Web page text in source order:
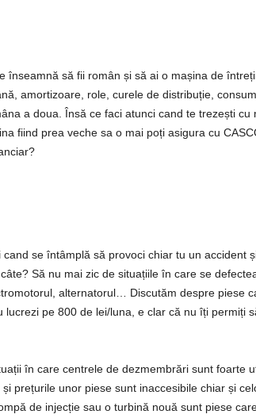
înseamnă să fii român și să ai o mașina de
amortizoare, role, curele de distribuție,
a doua. Însă ce faci atunci cand te trezești
fiind prea veche sa o mai poți asigura cu
cand se întâmplă să provoci chiar tu un accident
Să nu mai zic de situațiile în care se
alternatorul… Discutăm despre piese
lucrezi pe 800 de lei/luna, e clar că nu îți permiți
în care centrele de dezmembrări sunt foarte
prețurile unor piese sunt inaccesibile chiar și
de injecție sau o turbină nouă sunt piese